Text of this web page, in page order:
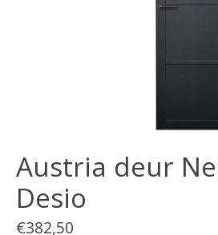
Austria deur
Desio
€382,50